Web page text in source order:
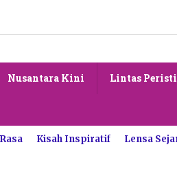
Nusantara Kini Lintas
Kisah Inspiratif Lensa